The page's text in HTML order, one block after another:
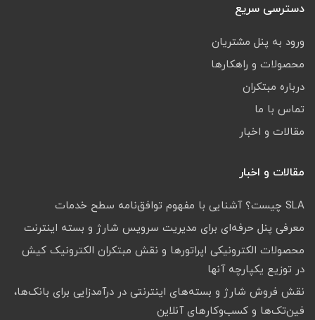
دسترسی سریع
ورود به پنل مشتریان
محصولات و راهکارها
درباره مبتکران
تماس با ما
مقالات و اخبار
مقالات و اخبار
SLA چیست؟ آشنایی با مفهوم توافق‌نامه سطح خدمات
معرفی پنل حرفه‌ای برای مدیریت سرویس شارژ و بسته اینترنت
محصولات الکترونیکی اپراتورها و نقش مبتکران الکترونیک کیش
در توزیع یکپارچه آنها
نقش فروش شارژ و بسته‌های اینترنتی در درآمدزایی برای بانک‌ها،
فین‌تک‌ها و کسب‌وکارهای آنلاین